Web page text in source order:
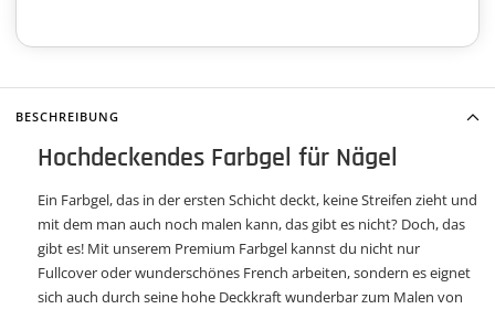
BESCHREIBUNG
Hochdeckendes Farbgel für Nägel
Ein Farbgel, das in der ersten Schicht deckt, keine Streifen zieht und
mit dem man auch noch malen kann, das gibt es nicht? Doch, das
gibt es! Mit unserem Premium Farbgel kannst du nicht nur
Fullcover oder wunderschönes French arbeiten, sondern es eignet
sich auch durch seine hohe Deckkraft wunderbar zum Malen von